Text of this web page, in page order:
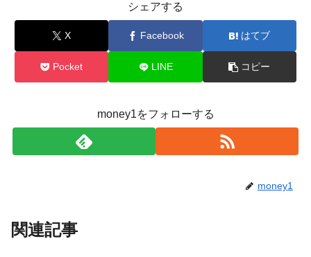
シェアする
X Facebook はてブ
Pocket LINE コピー
money1をフォローする
money1
関連記事